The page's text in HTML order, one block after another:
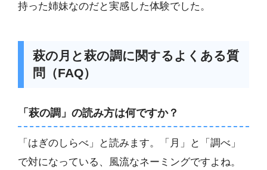
持った姉妹なのだと実感した体験でした。
萩の月と萩の調に関するよくある質
問（FAQ）
「萩の調」の読み方は何ですか？
「はぎのしらべ」と読みます。「月」と「調べ」
で対になっている、風流なネーミングですよね。